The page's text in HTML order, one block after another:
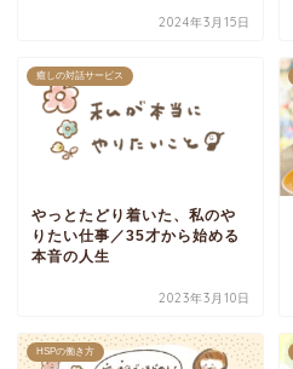
2024年3月15日
癒しの対話サービス
やっとたどり着いた、私のや
りたい仕事／35才から始める
本音の人生
2023年3月10日
HSPの働き方